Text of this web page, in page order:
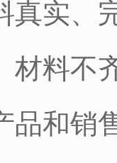
真实、
材料不
品和销